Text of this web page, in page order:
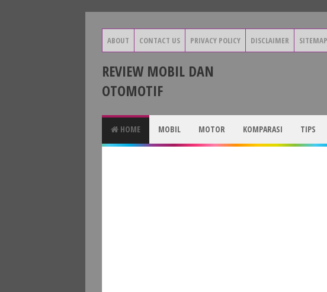
ABOUT CONTACT US PRIVACY POLICY DISCLAIMER SITEMAP
REVIEW MOBIL DAN
OTOMOTIF
HOME MOBIL MOTOR KOMPARASI TIPS